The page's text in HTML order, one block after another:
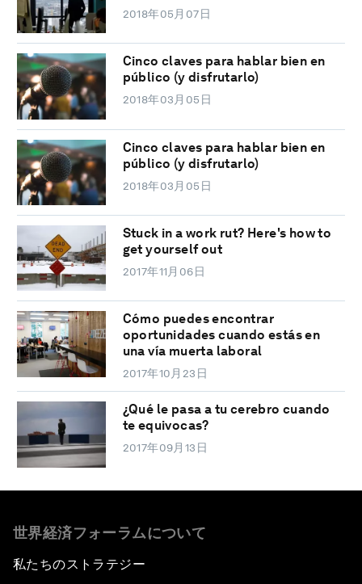
2018年05月07日
Cinco claves para hablar bien en
público (y disfrutarlo)
2018年03月05日
Cinco claves para hablar bien en
público (y disfrutarlo)
2018年03月05日
Stuck in a work rut? Here's how to
get yourself out
2017年11月06日
Cómo puedes encontrar
oportunidades cuando estás en
una vía muerta laboral
2017年10月23日
¿Qué le pasa a tu cerebro cuando
te equivocas?
2017年09月13日
世界経済フォーラムについて
私たちのストラテジー